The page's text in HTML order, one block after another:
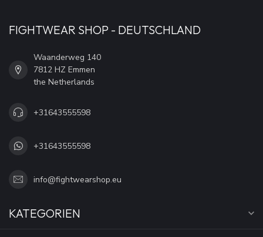
FIGHTWEAR SHOP - DEUTSCHLAND
Waanderweg 140
7812 HZ Emmen
the Netherlands
+31643555598
+31643555598
info@fightwearshop.eu
KATEGORIEN